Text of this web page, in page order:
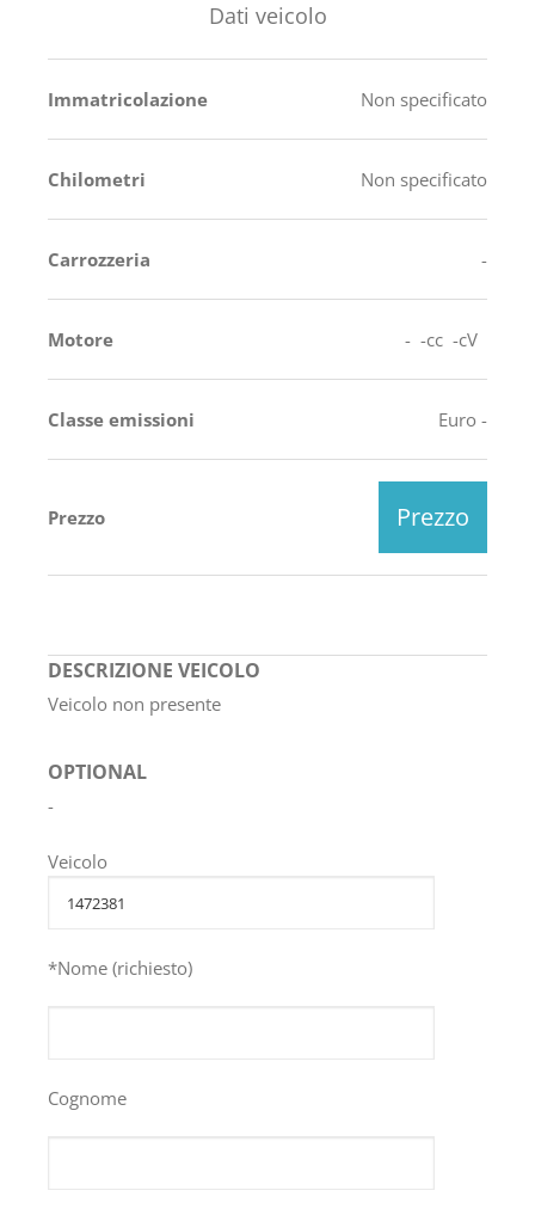
Dati veicolo
Immatricolazione Non specificato
Chilometri Non specificato
Carrozzeria -
Motore - -cc -cV
Classe emissioni Euro -
Prezzo Prezzo
DESCRIZIONE VEICOLO
Veicolo non presente
OPTIONAL
-
Veicolo
*Nome (richiesto)
Cognome